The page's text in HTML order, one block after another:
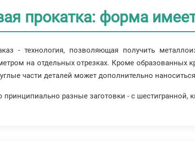
прокатка: форма
- технология, позволяющая получить
на отдельных отрезках. Кроме образованных
части деталей может дополнительно
разные заготовки - с шестигранной,